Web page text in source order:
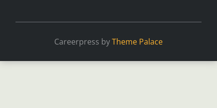
Careerpress byTheme Palace